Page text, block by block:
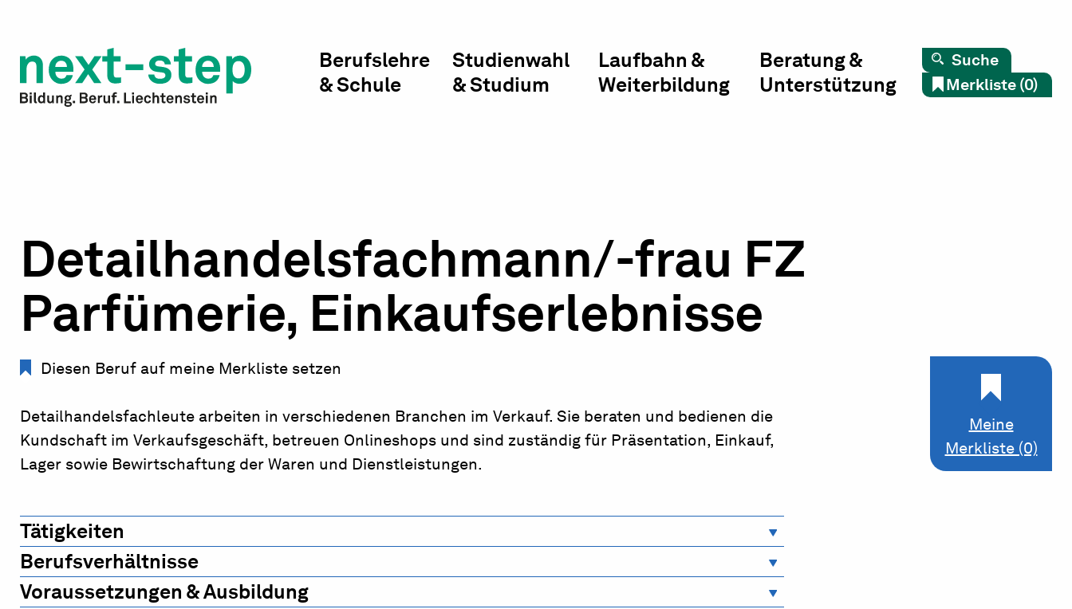
Laufbahn & Weiterbildung
Beratung & Unterstützung
Berufslehre
& Schule
Studienwahl
& Studium
Laufbahn &
Weiterbildung
Beratung &
Unterstützung
Suche
Merkliste (0)
Meine
Merkliste (0)
Detailhandelsfachmann/-frau FZ
Parfümerie, Einkaufserlebnisse
Diesen Beruf auf meine Merkliste setzen
Detailhandelsfachleute arbeiten in verschiedenen Branchen im Verkauf. Sie beraten und bedienen die
Kundschaft im Verkaufsgeschäft, betreuen Onlineshops und sind zuständig für Präsentation, Einkauf,
Lager sowie Bewirtschaftung der Waren und Dienstleistungen.
Tätigkeiten
Berufsverhältnisse
Voraussetzungen & Ausbildung